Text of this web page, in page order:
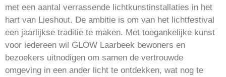
met een aantal verrassende lichtkunstinstallaties in het
hart van Lieshout. De ambitie is om van het lichtfestival
een jaarlijkse traditie te maken. Met toegankelijke kunst
voor iedereen wil GLOW Laarbeek bewoners en
bezoekers uitnodigen om samen de vertrouwde
omgeving in een ander licht te ontdekken, wat nog te